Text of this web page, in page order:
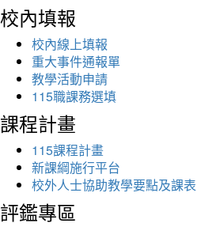
校內填報
校內線上填報
重大事件通報單
教學活動申請
115職課務選填
課程計畫
115課程計畫
新課綱施行平台
校外人士協助教學要點及課表
評鑑專區